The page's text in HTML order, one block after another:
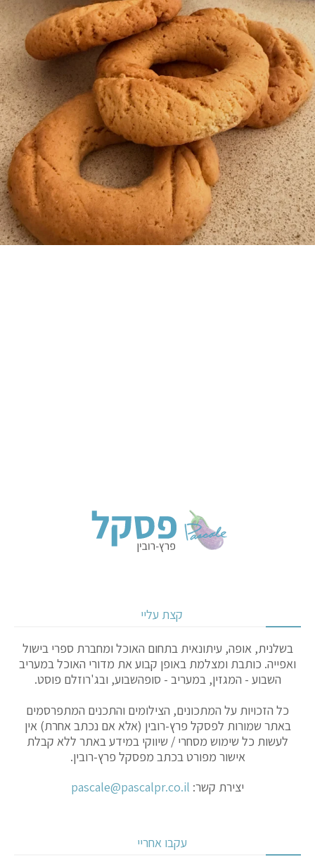
קצת עליי
בשלנית, אופה, עיתונאית בתחום האוכל ומחברת ספרי בישול
ואפייה. כותבת ומצלמת באופן קבוע את מדורי האוכל במעריב
השבוע - המגזין, במעריב - סופהשבוע, ובג'רוזלם פוסט.
כל הזכויות על המתכונים, הצילומים והתכנים המתפרסמים
באתר שמורות לפסקל פרץ-רובין (אלא אם נכתב אחרת) אין
לעשות כל שימוש מסחרי / שיווקי במידע באתר ללא קבלת
אישור מפורט בכתב מפסקל פרץ-רובין.
יצירת קשר: pascale@pascalpr.co.il
עקבו אחריי